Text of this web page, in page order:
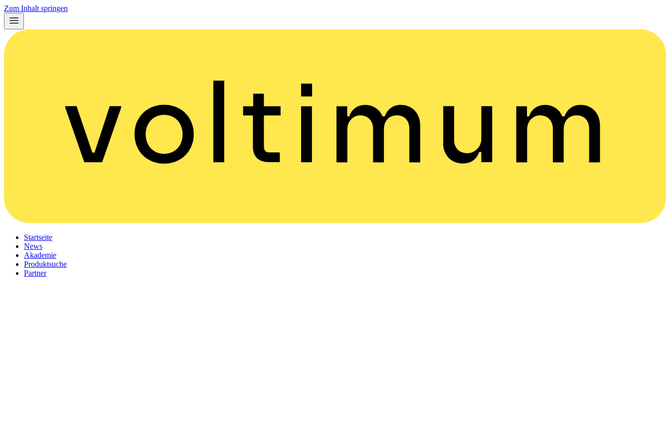
Zum Inhalt springen
Startseite
News
Akademie
Produktsuche
Partner